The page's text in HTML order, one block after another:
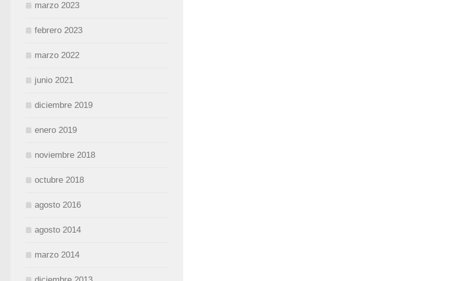
marzo 2023
febrero 2023
marzo 2022
junio 2021
diciembre 2019
enero 2019
noviembre 2018
octubre 2018
agosto 2016
agosto 2014
marzo 2014